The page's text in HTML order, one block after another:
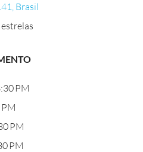
Brasil
PM
PM
PM